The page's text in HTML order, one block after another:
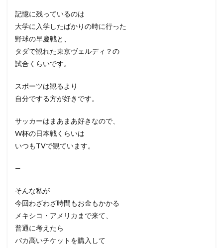
記憶に残っているのは
大学に入学したばかりの時に行った
野球の早慶戦と、
タダで観れた東京ヴェルディ？の
試合くらいです。
スポーツは観るより
自分でする方が好きです。
サッカーはまあまあ好きなので、
W杯の日本戦くらいは
いつもTVで観ています。
—
そんな私が
今回わざわざ時間もお金もかかる
メキシコ・アメリカまで来て、
普通に考えたら
バカ高いチケットを購入して